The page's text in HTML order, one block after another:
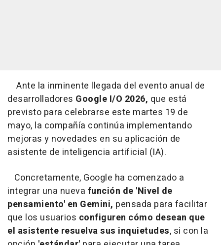
Ante la inminente llegada del evento anual de
desarrolladores Google I/O 2026, que está
previsto para celebrarse este martes 19 de
mayo, la compañía continúa implementando
mejoras y novedades en su aplicación de
asistente de inteligencia artificial (IA).
Concretamente, Google ha comenzado a
integrar una nueva función de 'Nivel de
pensamiento' en Gemini, pensada para facilitar
que los usuarios configuren cómo desean que
el asistente resuelva sus inquietudes, si con la